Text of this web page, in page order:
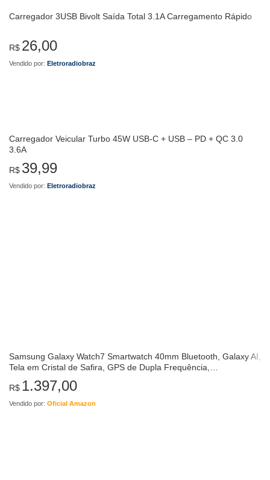
Carregador 3USB Bivolt Saída Total 3.1A Carregamento Rápido
R$ 26,00
Vendido por: Eletroradiobraz
Carregador Veicular Turbo 45W USB-C + USB – PD + QC 3.0
3.6A
R$ 39,99
Vendido por: Eletroradiobraz
Samsung Galaxy Watch7 Smartwatch 40mm Bluetooth, Galaxy AI,
Tela em Cristal de Safira, GPS de Dupla Frequência,
Processador…
R$ 1.397,00
Vendido por: Oficial Amazon